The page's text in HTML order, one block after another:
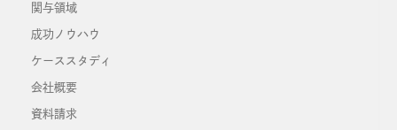
関与領域
成功ノウハウ
ケーススタディ
会社概要
資料請求